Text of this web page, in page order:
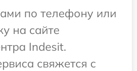
по телефону или
на сайте
Indesit.
свяжется с